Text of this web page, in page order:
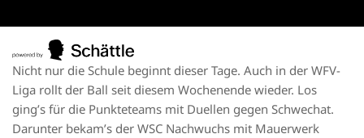
Nicht nur die Schule beginnt dieser Tage. Auch in der WFV-
Liga rollt der Ball seit diesem Wochenende wieder. Los
ging’s für die Punkteteams mit Duellen gegen Schwechat.
Darunter bekam’s der WSC Nachwuchs mit Mauerwerk